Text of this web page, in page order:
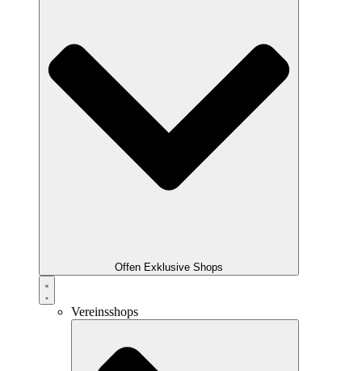
Offen Exklusive Shops
Vereinsshops